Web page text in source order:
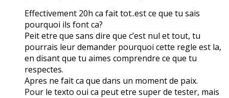
Effectivement 20h ca fait tot..est ce que tu sais
pourquoi ils font ca?
Peit etre que sans dire que c’est nul et tout, tu
pourrais leur demander pourquoi cette regle est la,
en disant que tu aimes comprendre ce que tu
respectes.
Apres ne fait ca que dans un moment de paix.
Pour le texto oui ca peut etre super de tester, mais